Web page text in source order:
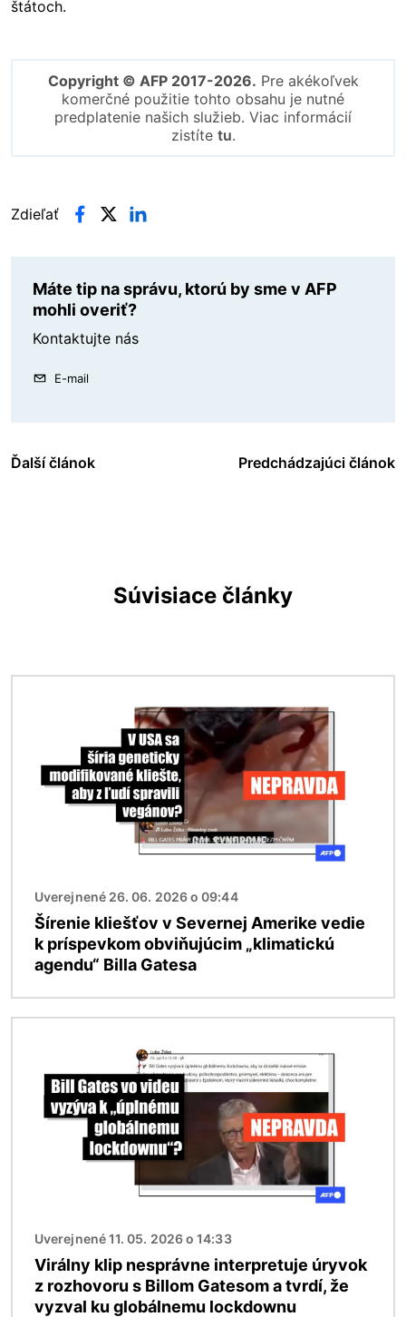
štátoch.
Copyright © AFP 2017-2026. Pre akékoľvek
komerčné použitie tohto obsahu je nutné
predplatenie našich služieb. Viac informácií
zistíte tu.
Zdieľať
Máte tip na správu, ktorú by sme v AFP
mohli overiť?
Kontaktujte nás
E-mail
Ďalší článok Predchádzajúci článok
Súvisiace články
Uverejnené 26. 06. 2026 o 09:44
Šírenie kliešťov v Severnej Amerike vedie
k príspevkom obviňujúcim „klimatickú
agendu“ Billa Gatesa
Uverejnené 11. 05. 2026 o 14:33
Virálny klip nesprávne interpretuje úryvok
z rozhovoru s Billom Gatesom a tvrdí, že
vyzval ku globálnemu lockdownu